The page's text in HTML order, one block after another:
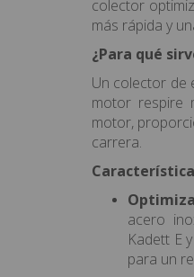
colector
más rápida y
¿Para qué
Un colector de
motor respire
motor,
carrera.
acero
Kadett E
para un
TIENDA / RACEWEAR
PRODUCTOS DESTACADOS